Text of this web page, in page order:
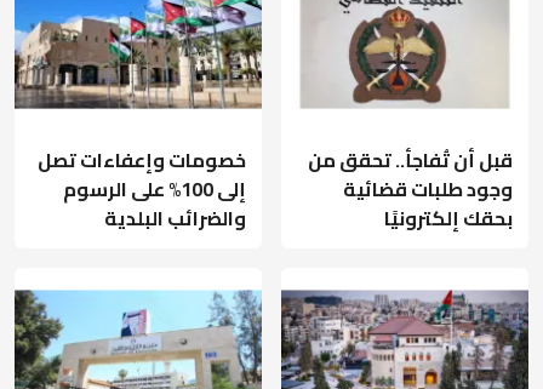
قبل أن تُفاجأ.. تحقق من
وجود طلبات قضائية
بحقك إلكترونيًا
خصومات وإعفاءات تصل
إلى 100% على الرسوم
والضرائب البلدية